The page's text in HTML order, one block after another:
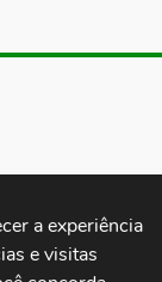
a experiência
e visitas